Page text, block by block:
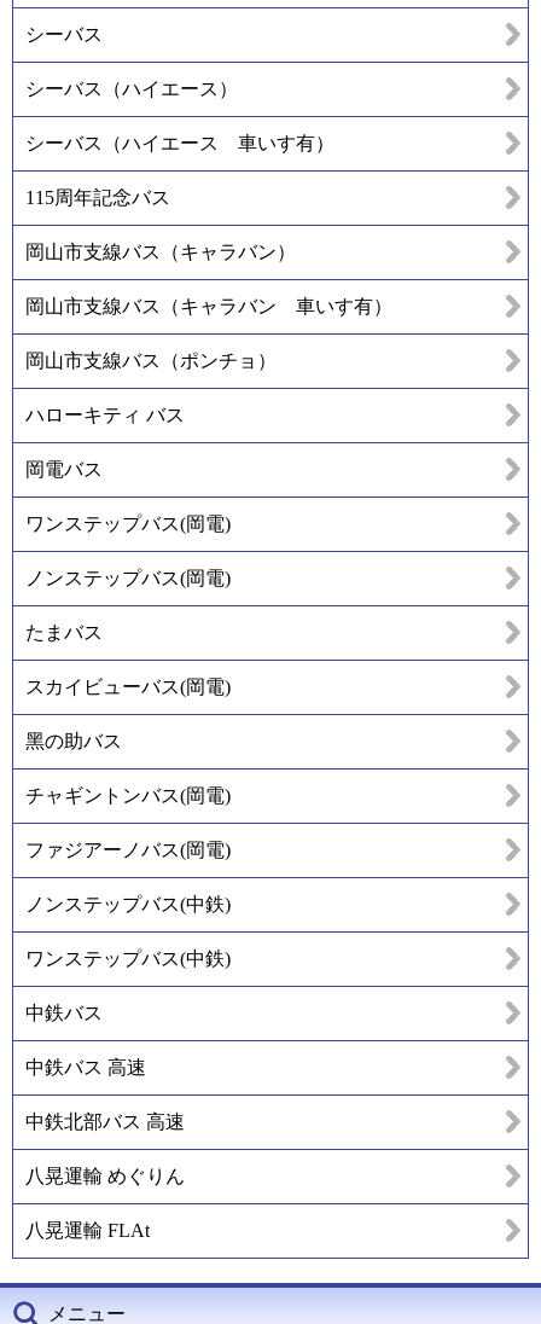
シーバス
シーバス（ハイエース）
シーバス（ハイエース 車いす有）
115周年記念バス
岡山市支線バス（キャラバン）
岡山市支線バス（キャラバン 車いす有）
岡山市支線バス（ポンチョ）
ハローキティ バス
岡電バス
ワンステップバス(岡電)
ノンステップバス(岡電)
たまバス
スカイビューバス(岡電)
黑の助バス
チャギントンバス(岡電)
ファジアーノバス(岡電)
ノンステップバス(中鉄)
ワンステップバス(中鉄)
中鉄バス
中鉄バス 高速
中鉄北部バス 高速
八晃運輸 めぐりん
八晃運輸 FLAt
メニュー